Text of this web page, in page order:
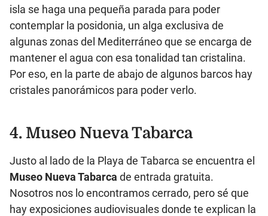
isla se haga una pequeña parada para poder
contemplar la posidonia, un alga exclusiva de
algunas zonas del Mediterráneo que se encarga de
mantener el agua con esa tonalidad tan cristalina.
Por eso, en la parte de abajo de algunos barcos hay
cristales panorámicos para poder verlo.
4. Museo Nueva Tabarca
Justo al lado de la Playa de Tabarca se encuentra el
Museo Nueva Tabarca de entrada gratuita.
Nosotros nos lo encontramos cerrado, pero sé que
hay exposiciones audiovisuales donde te explican la